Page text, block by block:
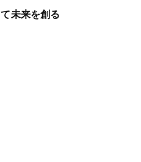
未来を創る